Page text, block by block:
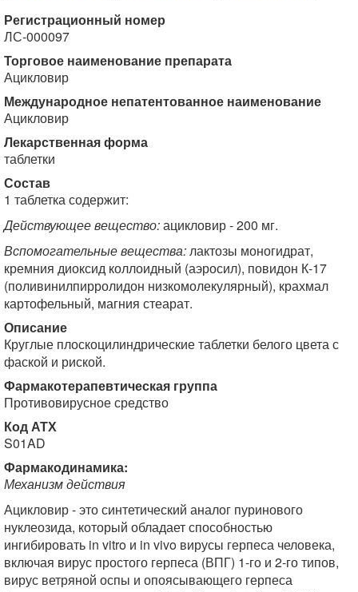
Регистрационный номер
ЛС-000097
Торговое наименование препарата
Ацикловир
Международное непатентованное наименование
Ацикловир
Лекарственная форма
таблетки
Состав
1 таблетка содержит:
Действующее вещество:ацикловир - 200 мг.
Вспомогательные вещества:лактозы моногидрат,
кремния диоксид коллоидный (аэросил), повидон К-17
(поливинилпирролидон низкомолекулярный), крахмал
картофельный, магния стеарат.
Описание
Круглые плоскоцилиндрические таблетки белого цвета с
фаской и риской.
Фармакотерапевтическая группа
Противовирусное средство
Код АТХ
S01AD
Фармакодинамика:
Механизм действия
Ацикловир - это синтетический аналог пуринового
нуклеозида, который обладает способностью
ингибировать in vitro и in vivo вирусы герпеса человека,
включая вирус простого герпеса (ВПГ) 1-го и 2-го типов,
вирус ветряной оспы и опоясывающего герпеса